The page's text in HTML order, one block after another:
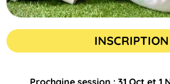
INSCRIPTION
Prochaine session : 31 Oct et 1